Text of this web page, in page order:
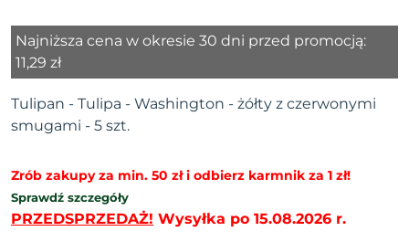
Najniższa cena w okresie 30 dni przed promocją:
11,29 zł
Tulipan - Tulipa - Washington - żółty z czerwonymi
smugami - 5 szt.
Zrób zakupy za min. 50 zł i odbierz karmnik za 1 zł!
Sprawdź szczegóły
PRZEDSPRZEDAŻ! Wysyłka po 15.08.2026 r.